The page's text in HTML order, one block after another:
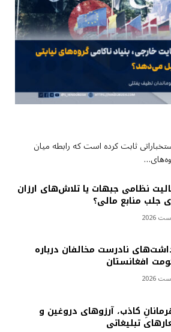
ثابت کرده است که رابطه میان
نظامی جبهات یا تلاش‌های ارزان
جلب منابع مالی؟
نادرست مخالفان درباره
افغانستان
کاذب، آرزوهای دروغین و
تبلیغاتی